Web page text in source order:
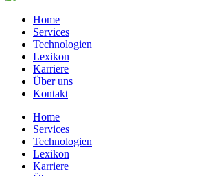
Home
Services
Technologien
Lexikon
Karriere
Über uns
Kontakt
Home
Services
Technologien
Lexikon
Karriere